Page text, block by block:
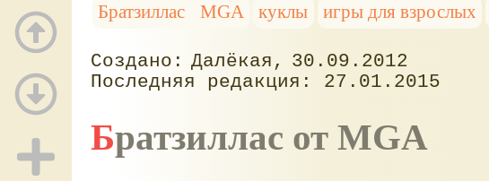
Братзиллас
MGA куклы игры для взрослых
Далёкая
30.09.2012
27.01.2015
Братзиллас от MGA